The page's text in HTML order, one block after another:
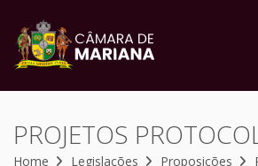
PROJETOS
Home Legislações Proposições